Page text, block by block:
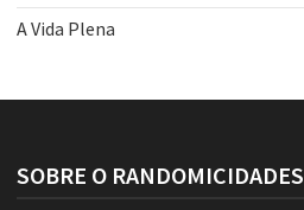
A Vida Plena
SOBRE O RANDOMICIDADES